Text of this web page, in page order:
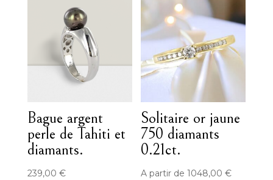
Bague argent
perle de Tahiti et
diamants.
239,00 €
Solitaire or jaune
750 diamants
0.21ct.
A partir de1048,00€